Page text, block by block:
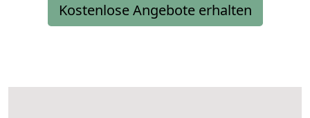
Kostenlose Angebote erhalten